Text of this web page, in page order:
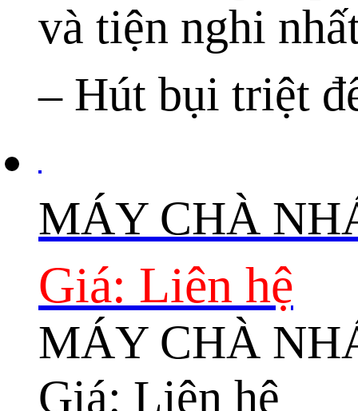
và tiện nghi
– Hút bụi triệt
MÁY CHÀ
Giá: Liên hệ
MÁY CHÀ
Giá: Liên hệ